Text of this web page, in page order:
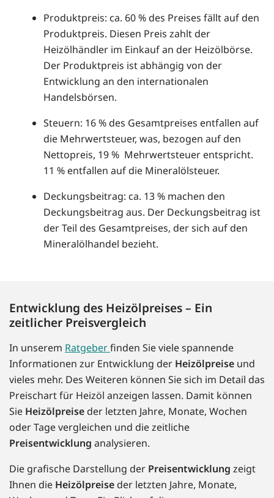
Produktpreis: ca. 60 % des Preises fällt auf den
Produktpreis. Diesen Preis zahlt der
Heizölhändler im Einkauf an der Heizölbörse.
Der Produktpreis ist abhängig von der
Entwicklung an den internationalen
Handelsbörsen.
Steuern: 16 % des Gesamtpreises entfallen auf
die Mehrwertsteuer, was, bezogen auf den
Nettopreis, 19 % Mehrwertsteuer entspricht.
11 % entfallen auf die Mineralölsteuer.
Deckungsbeitrag: ca. 13 % machen den
Deckungsbeitrag aus. Der Deckungsbeitrag ist
der Teil des Gesamtpreises, der sich auf den
Mineralölhandel bezieht.
Entwicklung des Heizölpreises – Ein
zeitlicher Preisvergleich
In unserem Ratgeberfinden Sie viele spannende
Informationen zur Entwicklung der Heizölpreise und
vieles mehr. Des Weiteren können Sie sich im Detail das
Preischart für Heizöl anzeigen lassen. Damit können
Sie Heizölpreise der letzten Jahre, Monate, Wochen
oder Tage vergleichen und die zeitliche
Preisentwicklung analysieren.
Die grafische Darstellung der Preisentwicklung zeigt
Ihnen die Heizölpreise der letzten Jahre, Monate,